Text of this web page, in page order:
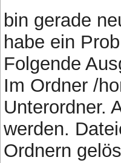
bin gerade
habe ein
Folgende
Im Ordner /
Unterordner.
werden.
Ordnern